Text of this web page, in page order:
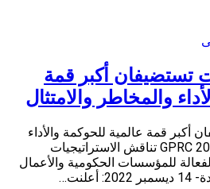
تستضيفان أكبر قمة
والمخاطر والامتثال
أكبر قمة عالمية للحوكمة والأداء
والمخاطر والامتثال قمة GPRC 2023 تناقش الاستراتيجيات
للمؤسسات الحكومية والأعمال